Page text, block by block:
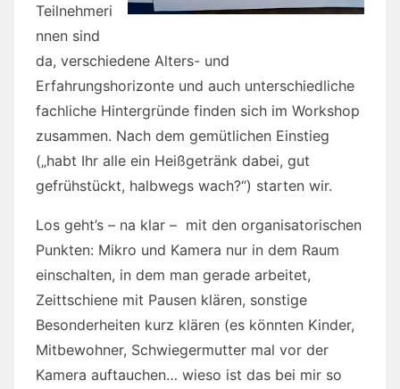
Teilnehmeri
nnen sind
da, verschiedene Alters- und
Erfahrungshorizonte und auch unterschiedliche
fachliche Hintergründe finden sich im Workshop
zusammen. Nach dem gemütlichen Einstieg
(„habt Ihr alle ein Heißgetränk dabei, gut
gefrühstückt, halbwegs wach?“) starten wir.
Los geht’s – na klar – mit den organisatorischen
Punkten: Mikro und Kamera nur in dem Raum
einschalten, in dem man gerade arbeitet,
Zeittschiene mit Pausen klären, sonstige
Besonderheiten kurz klären (es könnten Kinder,
Mitbewohner, Schwiegermutter mal vor der
Kamera auftauchen… wieso ist das bei mir so